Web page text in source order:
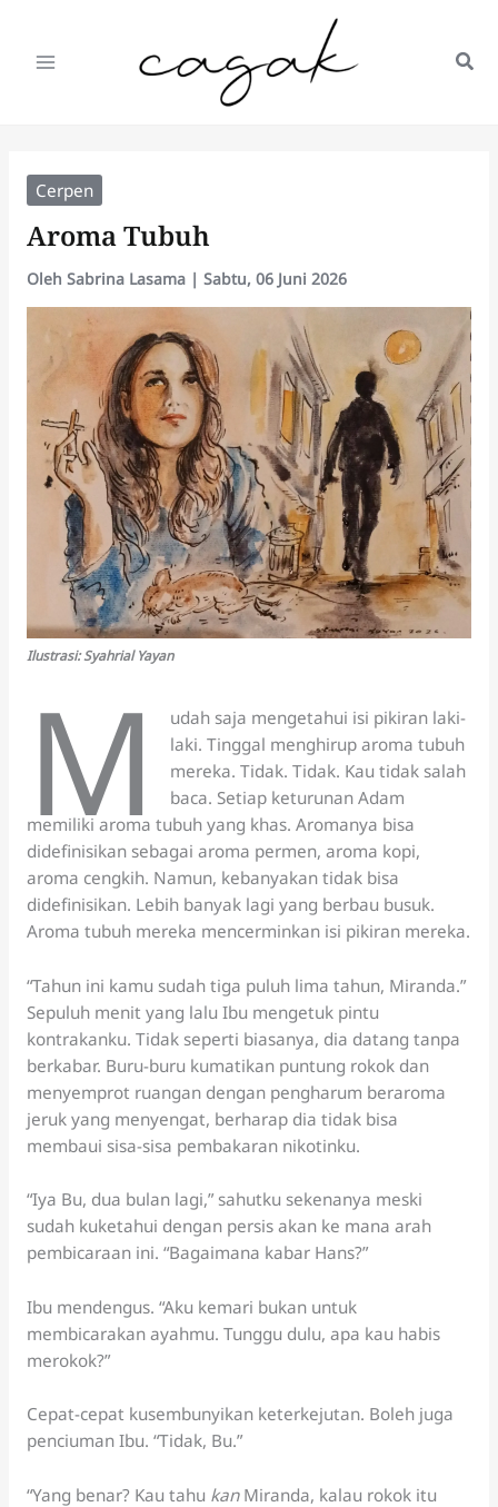
konten
Cerpen
Aroma Tubuh
Oleh Sabrina Lasama | Sabtu, 06 Juni 2026
Ilustrasi:Syahrial Yayan
M
udah saja mengetahui isi pikiran laki-
laki. Tinggal menghirup aroma tubuh
mereka. Tidak. Tidak. Kau tidak salah
baca. Setiap keturunan Adam
memiliki aroma tubuh yang khas. Aromanya bisa
didefinisikan sebagai aroma permen, aroma kopi,
aroma cengkih. Namun, kebanyakan tidak bisa
didefinisikan. Lebih banyak lagi yang berbau busuk.
Aroma tubuh mereka mencerminkan isi pikiran mereka.
“Tahun ini kamu sudah tiga puluh lima tahun, Miranda.”
Sepuluh menit yang lalu Ibu mengetuk pintu
kontrakanku. Tidak seperti biasanya, dia datang tanpa
berkabar. Buru-buru kumatikan puntung rokok dan
menyemprot ruangan dengan pengharum beraroma
jeruk yang menyengat, berharap dia tidak bisa
membaui sisa-sisa pembakaran nikotinku.
“Iya Bu, dua bulan lagi,” sahutku sekenanya meski
sudah kuketahui dengan persis akan ke mana arah
pembicaraan ini. “Bagaimana kabar Hans?”
Ibu mendengus. “Aku kemari bukan untuk
membicarakan ayahmu. Tunggu dulu, apa kau habis
merokok?”
Cepat-cepat kusembunyikan keterkejutan. Boleh juga
penciuman Ibu. “Tidak, Bu.”
“Yang benar? Kau tahu kanMiranda, kalau rokok itu